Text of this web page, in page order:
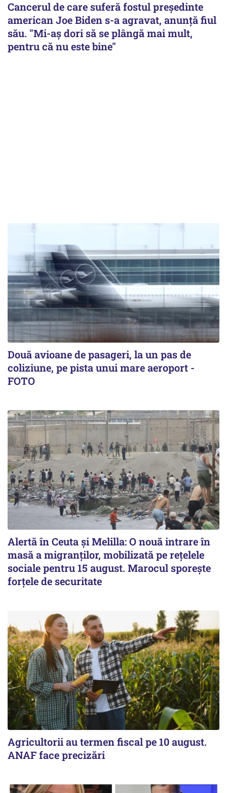
Cancerul de care suferă fostul preşedinte
american Joe Biden s-a agravat, anunță fiul
său. "Mi-aș dori să se plângă mai mult,
pentru că nu este bine"
Două avioane de pasageri, la un pas de
coliziune, pe pista unui mare aeroport -
FOTO
Alertă în Ceuta și Melilla: O nouă intrare în
masă a migranților, mobilizată pe rețelele
sociale pentru 15 august. Marocul sporește
forțele de securitate
Agricultorii au termen fiscal pe 10 august.
ANAF face precizări